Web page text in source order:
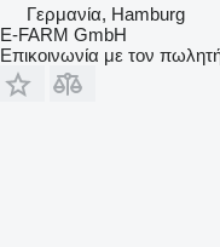
Γερμανία, Hamburg
E-FARM GmbH
Επικοινωνία με τον